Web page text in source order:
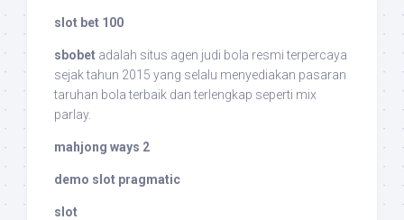
slot bet 100
sbobet adalah situs agen judi bola resmi terpercaya
sejak tahun 2015 yang selalu menyediakan pasaran
taruhan bola terbaik dan terlengkap seperti mix
parlay.
mahjong ways 2
demo slot pragmatic
slot